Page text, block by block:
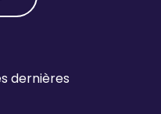
dernières